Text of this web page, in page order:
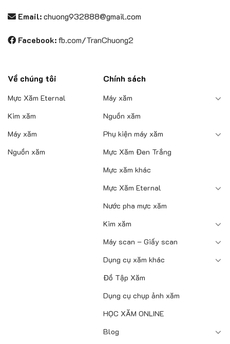
Email:chuong932888@gmail.com
Facebook:fb.com/TranChuong2
Về chúng tôi
Mực Xăm Eternal
Kim xăm
Máy xăm
Nguồn xăm
Chính sách
Máy xăm
Nguồn xăm
Phụ kiện máy xăm
Mực Xăm Đen Trắng
Mực xăm khác
Mực Xăm Eternal
Nước pha mực xăm
Kim xăm
Máy scan – Giấy scan
Dụng cụ xăm khác
Đồ Tập Xăm
Dụng cụ chụp ảnh xăm
HỌC XĂM ONLINE
Blog